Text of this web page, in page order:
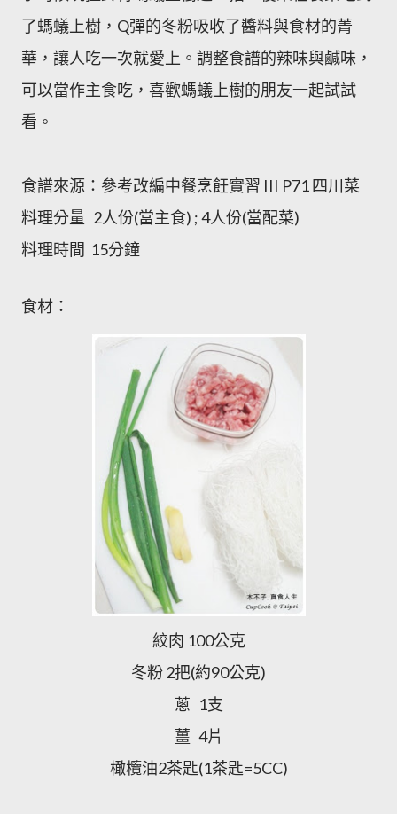
了螞蟻上樹，Q彈的冬粉吸收了醬料與食材的菁
華，讓人吃一次就愛上。調整食譜的辣味與鹹味，
可以當作主食吃，喜歡螞蟻上樹的朋友一起試試
看。
食譜來源：參考改編中餐烹飪實習 III P71 四川菜
料理分量 2人份(當主食) ; 4人份(當配菜)
料理時間 15分鐘
食材：
絞肉 100公克
冬粉 2把(約90公克)
蔥 1支
薑 4片
橄欖油2茶匙(1茶匙=5CC)